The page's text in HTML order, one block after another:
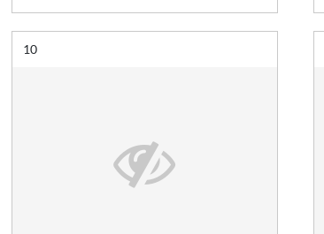
Résultat n°
10